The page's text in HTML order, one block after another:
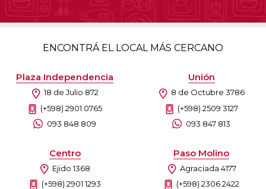
ENCONTRÁ EL LOCAL MÁS CERCANO
Plaza Independencia
18 de Julio 872
(+598) 2901 0765
093 848 809
Unión
8 de Octubre 3786
(+598) 2509 3127
093 847 813
Centro
Ejido 1368
(+598) 2901 1293
Paso Molino
Agraciada 4177
(+598) 2306 2422